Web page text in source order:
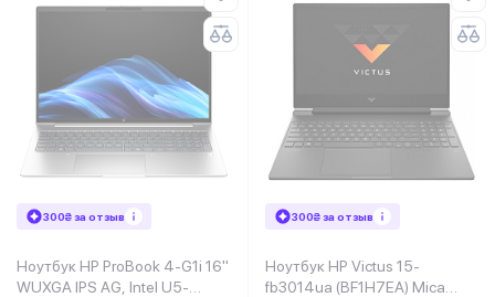
300₴ за отзыв
Ноутбук HP ProBook 4-G1i 16"
WUXGA IPS AG, Intel U5-
300₴ за отзыв
Ноутбук HP Victus 15-
fb3014ua (BF1H7EA) Mica